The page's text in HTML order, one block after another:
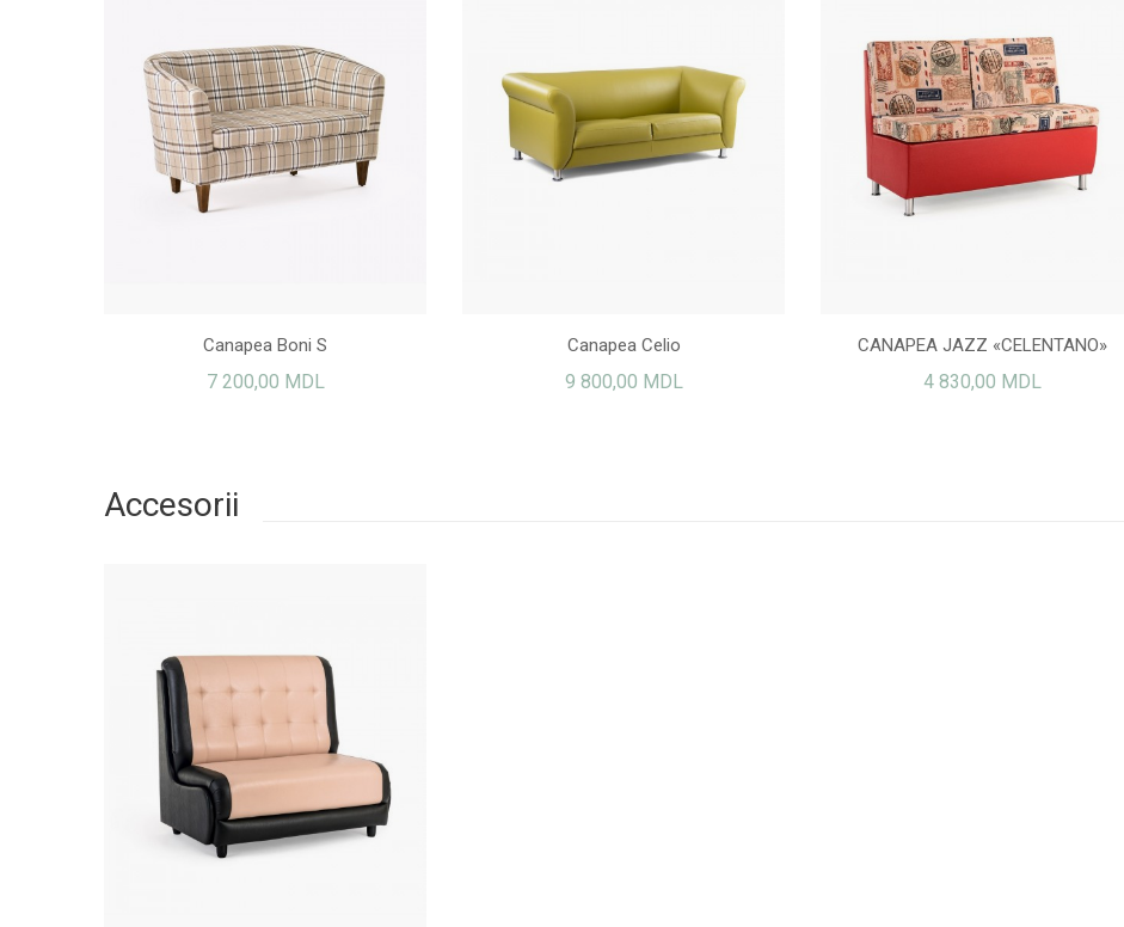
Canapea Boni S
7 200,00 MDL
Canapea Celio
9 800,00 MDL
CANAPEA JAZZ «CELENTANO»
4 830,00 MDL
Accesorii